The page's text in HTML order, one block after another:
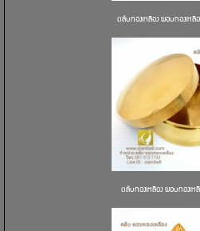
ตลับทองเหลือง ผอบทองเหลื
ตลับทองเหลือง ผอบทองเห